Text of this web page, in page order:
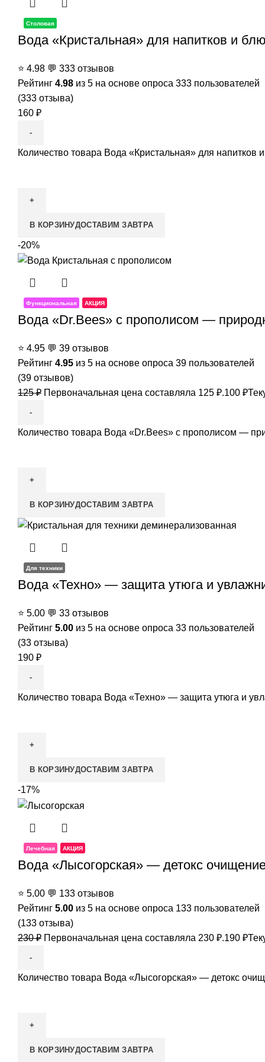
Столовая
Вода «Кристальная» для напитков и
⭐ 4.98 💬 333 отзывов
Рейтинг 4.98 из 5 на основе опроса 333 пользователей
(333 отзыва)
160 ₽
Количество товара Вода «Кристальная» для напитков
В КОРЗИНУДОСТАВИМ ЗАВТРА
-20%
Функциональная АКЦИЯ
Вода «Dr.Bees» с прополисом —
⭐ 4.95 💬 39 отзывов
Рейтинг 4.95 из 5 на основе опроса 39 пользователей
(39 отзывов)
125₽ Первоначальная цена составляла 125 ₽.100 ₽
Количество товара Вода «Dr.Bees» с прополисом —
В КОРЗИНУДОСТАВИМ ЗАВТРА
Для техники
Вода «Техно» — защита утюга и
⭐ 5.00 💬 33 отзывов
Рейтинг 5.00 из 5 на основе опроса 33 пользователей
(33 отзыва)
190 ₽
Количество товара Вода «Техно» — защита утюга и
В КОРЗИНУДОСТАВИМ ЗАВТРА
-17%
Лечебная АКЦИЯ
Вода «Лысогорская» — детокс
⭐ 5.00 💬 133 отзывов
Рейтинг 5.00 из 5 на основе опроса 133 пользователей
(133 отзыва)
230₽ Первоначальная цена составляла 230 ₽.190 ₽
Количество товара Вода «Лысогорская» — детокс
В КОРЗИНУДОСТАВИМ ЗАВТРА